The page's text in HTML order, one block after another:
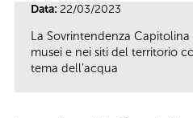
Data: 22/03/2023
La Sovrintendenza
musei e nei siti del territorio
tema dell’acqua